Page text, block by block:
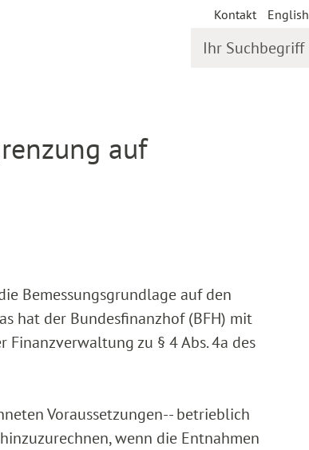
Kontakt English
auf
Bemessungsgrundlage auf den
hat der Bundesfinanzhof (BFH) mit
zu § 4 Abs. 4a des
Voraussetzungen-- betrieblich
wenn die Entnahmen